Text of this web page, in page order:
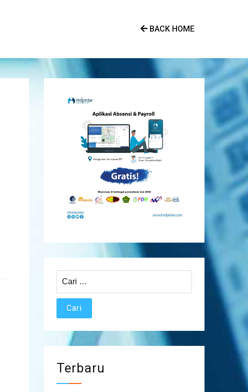
BACK HOME
Cari
Terbaru